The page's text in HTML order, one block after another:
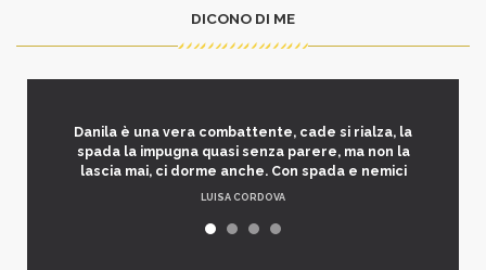
DICONO DI ME
Danila è una vera combattente, cade si rialza, la
spada la impugna quasi senza parere, ma non la
lascia mai, ci dorme anche. Con spada e nemici
LUISA CORDOVA